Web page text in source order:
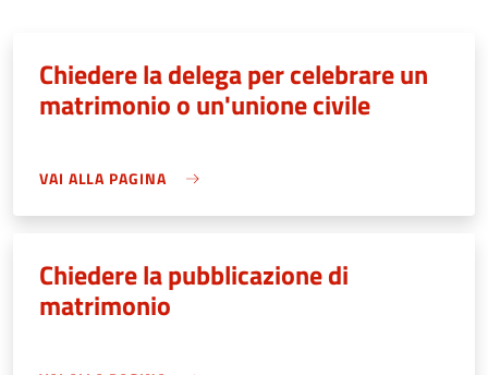
Chiedere la delega per celebrare un
matrimonio o un'unione civile
VAI ALLA PAGINA
Chiedere la pubblicazione di
matrimonio